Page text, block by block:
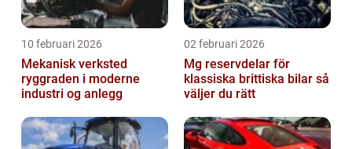
10 februari 2026
Mekanisk verksted
ryggraden i moderne
industri og anlegg
02 februari 2026
Mg reservdelar för
klassiska brittiska bilar så
väljer du rätt